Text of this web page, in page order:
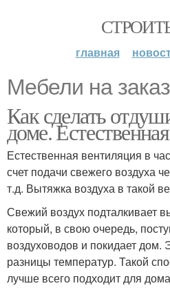
главная
Мебели на заказ
Как сделать
доме. Естественная
Естественная вентиляция в
счет подачи свежего воздуха
т.д. Вытяжка воздуха в такой
Свежий воздух подталкивает
который, в свою очередь,
воздуховодов и покидает дом.
разницы температур. Такой
лучше всего подходит для